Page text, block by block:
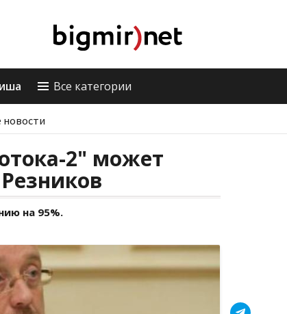
Все категории
2" может
на 95%.